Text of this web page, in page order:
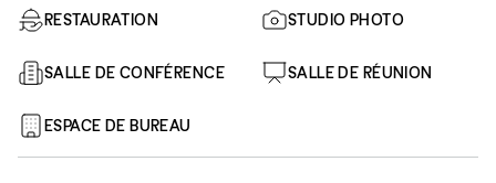
RESTAURATION STUDIO PHOTO
SALLE DE CONFÉRENCE SALLE DE RÉUNION
ESPACE DE BUREAU